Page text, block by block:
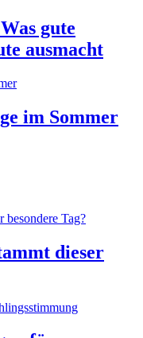
gute
ausmacht
im Sommer
dieser